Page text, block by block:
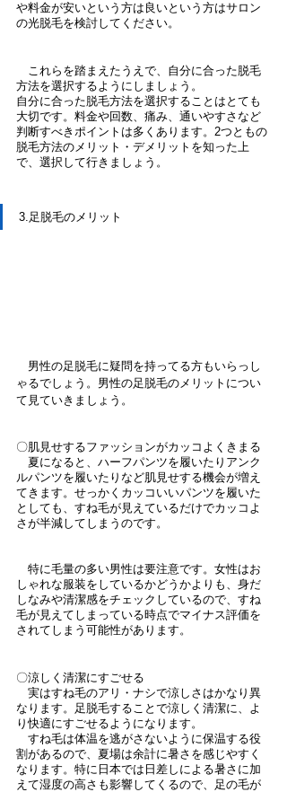
や料金が安いという方は良いという方はサロン
の光脱毛を検討してください。
これらを踏まえたうえで、自分に合った脱毛
方法を選択するようにしましょう。
自分に合った脱毛方法を選択することはとても
大切です。料金や回数、痛み、通いやすさなど
判断すべきポイントは多くあります。2つともの
脱毛方法のメリット・デメリットを知った上
で、選択して行きましょう。
3.足脱毛のメリット
男性の足脱毛に疑問を持ってる方もいらっし
ゃるでしょう。男性の足脱毛のメリットについ
て見ていきましょう。
〇肌見せするファッションがカッコよくきまる
夏になると、ハーフパンツを履いたりアンク
ルパンツを履いたりなど肌見せする機会が増え
てきます。せっかくカッコいいパンツを履いた
としても、すね毛が見えているだけでカッコよ
さが半減してしまうのです。
特に毛量の多い男性は要注意です。女性はお
しゃれな服装をしているかどうかよりも、身だ
しなみや清潔感をチェックしているので、すね
毛が見えてしまっている時点でマイナス評価を
されてしまう可能性があります。
〇涼しく清潔にすごせる
実はすね毛のアリ・ナシで涼しさはかなり異
なります。足脱毛することで涼しく清潔に、よ
り快適にすごせるようになります。
すね毛は体温を逃がさないように保温する役
割があるので、夏場は余計に暑さを感じやすく
なります。特に日本では日差しによる暑さに加
えて湿度の高さも影響してくるので、足の毛が